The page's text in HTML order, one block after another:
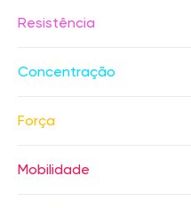
Resistência
Concentração
Força
Mobilidade